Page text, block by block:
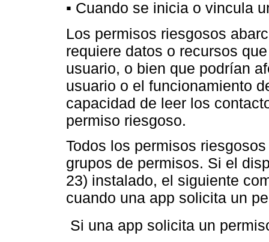
▪ Cuando se inicia o vincula
Los permisos riesgosos
requiere datos o recursos
usuario, o bien que podrían
usuario o el funcionamiento
capacidad de leer los
permiso riesgoso.
Todos los permisos
grupos de permisos. Si el
23) instalado, el siguiente
cuando una app solicita un
 Si una app solicita un